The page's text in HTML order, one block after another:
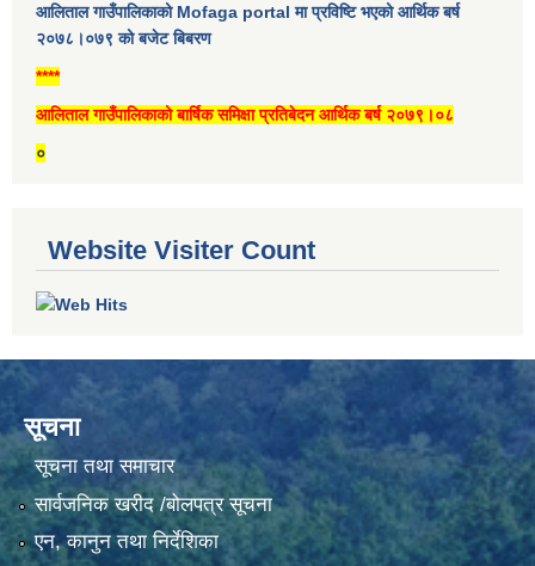
आलिताल गाउँपालिकाको Mofaga portal मा प्रविष्टि भएको आर्थिक बर्ष
२०७८।०७९ को बजेट बिबरण
****
आलिताल गाउँपालिकाको बार्षिक समिक्षा प्रतिबेदन आर्थिक बर्ष २०७९।०८
०
Website Visiter Count
सूचना
सूचना तथा समाचार
सार्वजनिक खरीद /बोलपत्र सूचना
एन, कानुन तथा निर्देशिका